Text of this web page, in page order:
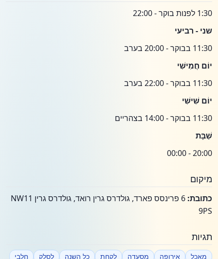
1:30 לפנות בוקר - 22:00
שני - רביעי
11:30 בבוקר - 20:00 בערב
יוֹם חֲמִישִׁי
11:30 בבוקר - 22:00 בערב
יוֹם שִׁישִׁי
11:30 בבוקר - 14:00 בצהריים
שַׁבָּת
20:00 - 00:00
מיקום
כתובת:
6 פרינסס פארד, גולדרס גרין רואד, גולדרס גרין NW11
9PS
תגיות
מַאֲכָל אירופה מסעדה לקחת כל השנה לְסַלֵק
חֲלָבִי